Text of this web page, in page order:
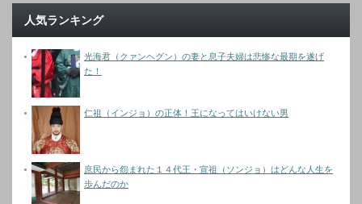
人気ランキング
光海君（クァンヘグン）の妻と息子夫婦は悲惨な最期を遂げ
た！
仁祖（インジョ）の正体！王になってはいけない男
庶民から怨まれた１４代王・宣祖（ソンジョ）はどんな人生を
歩んだのか